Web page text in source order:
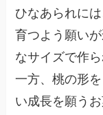
ひなあられに
育つよう願い
なサイズで作ら
一方、桃の形
い成長を願うお